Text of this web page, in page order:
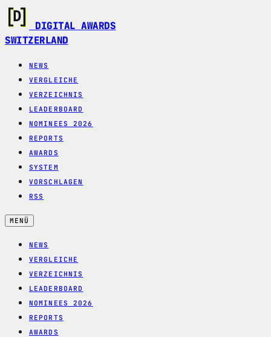
DIGITAL AWARDS
SWITZERLAND
NEWS
VERGLEICHE
VERZEICHNIS
LEADERBOARD
NOMINEES 2026
REPORTS
AWARDS
SYSTEM
VORSCHLAGEN
RSS
MENÜ
NEWS
VERGLEICHE
VERZEICHNIS
LEADERBOARD
NOMINEES 2026
REPORTS
AWARDS